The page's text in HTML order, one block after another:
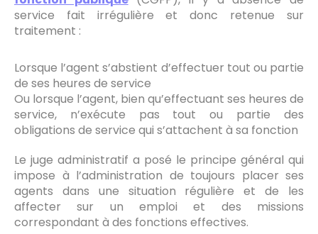
service fait irrégulière et donc retenue sur
traitement :
Lorsque l’agent s’abstient d’effectuer tout ou partie
de ses heures de service
Ou lorsque l’agent, bien qu’effectuant ses heures de
service, n’exécute pas tout ou partie des
obligations de service qui s’attachent à sa fonction
Le juge administratif a posé le principe général qui
impose à l’administration de toujours placer ses
agents dans une situation régulière et de les
affecter sur un emploi et des missions
correspondant à des fonctions effectives.